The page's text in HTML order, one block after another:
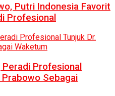
Putri Indonesia Favorit
Profesional
Profesional
Sebagai